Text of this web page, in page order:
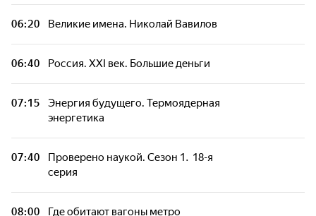
06:20 Великие имена. Николай Вавилов
06:40 Россия. XXI век. Большие деньги
07:15
Энергия будущего. Термоядерная
энергетика
07:40
Проверено наукой. Сезон 1. 18-я
серия
08:00 Где обитают вагоны метро